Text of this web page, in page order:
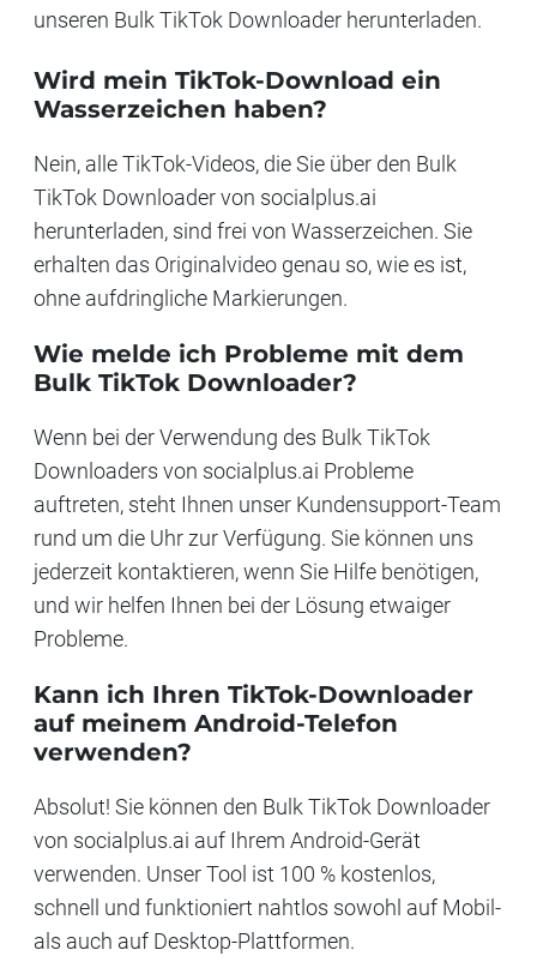
unseren Bulk TikTok Downloader herunterladen.
Wird mein TikTok-Download ein
Wasserzeichen haben?
Nein, alle TikTok-Videos, die Sie über den Bulk
TikTok Downloader von socialplus.ai
herunterladen, sind frei von Wasserzeichen. Sie
erhalten das Originalvideo genau so, wie es ist,
ohne aufdringliche Markierungen.
Wie melde ich Probleme mit dem
Bulk TikTok Downloader?
Wenn bei der Verwendung des Bulk TikTok
Downloaders von socialplus.ai Probleme
auftreten, steht Ihnen unser Kundensupport-Team
rund um die Uhr zur Verfügung. Sie können uns
jederzeit kontaktieren, wenn Sie Hilfe benötigen,
und wir helfen Ihnen bei der Lösung etwaiger
Probleme.
Kann ich Ihren TikTok-Downloader
auf meinem Android-Telefon
verwenden?
Absolut! Sie können den Bulk TikTok Downloader
von socialplus.ai auf Ihrem Android-Gerät
verwenden. Unser Tool ist 100 % kostenlos,
schnell und funktioniert nahtlos sowohl auf Mobil-
als auch auf Desktop-Plattformen.